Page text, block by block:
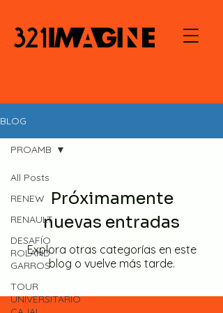
BLOG
All Posts
RENEW
RENAULT
DESAFÍO
ROLAND-
GARROS
TOUR
UNIVERSITARIO
PROAMB
Próximamente
nuevas entradas
Explora otras categorías en este
blog o vuelve más tarde.